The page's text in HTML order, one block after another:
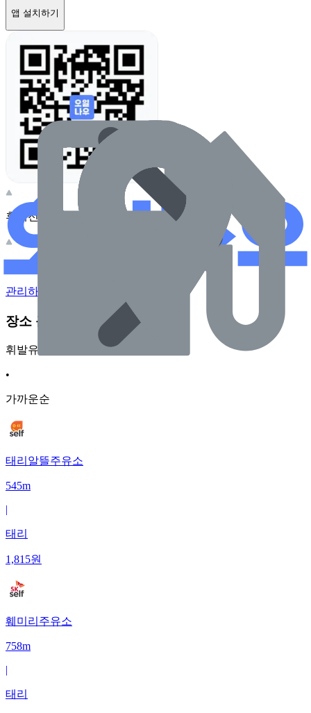
앱 설치하기
휴대전화 카메라로 찍어보세요
관리하기
장소 근처 주유소
휘발유
•
가까운순
태리알뜰주유소
545m
|
태리
1,815원
훼미리주유소
758m
|
태리